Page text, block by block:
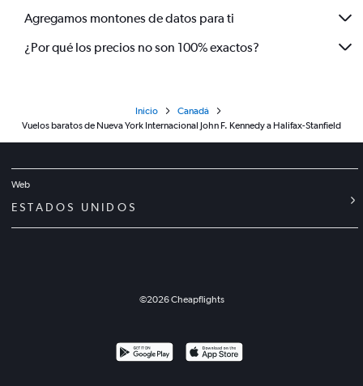
Agregamos montones de datos para ti
¿Por qué los precios no son 100% exactos?
Inicio
Canadá
Vuelos baratos de Nueva York Internacional John F. Kennedy a Halifax-Stanfield
Web
ESTADOS UNIDOS
©2026Cheapflights